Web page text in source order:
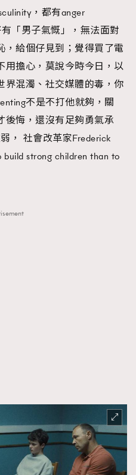
，都有anger
「男子氣慨」，無法面對
，給個仔見到；覺得買了電
用擔心，莫說今時今日，以
界混濁、社交媒體的毒，你
不是不打他就夠，關
後悔，還沒有足夠勇氣承
， 社會改革家Frederick
build strong children than to